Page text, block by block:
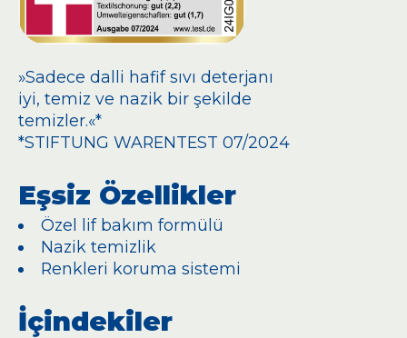
»Sadece dalli hafif sıvı deterjanı
iyi, temiz ve nazik bir şekilde
temizler.«*
*STIFTUNG WARENTEST 07/2024
Eşsiz Özellikler
Özel lif bakım formülü
Nazik temizlik
Renkleri koruma sistemi
İçindekiler